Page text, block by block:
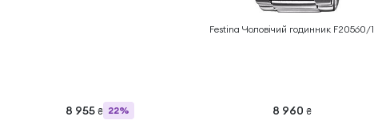
8 955 ₴ 22%
Festina Чоловічий годинник F20560/1
8 960 ₴